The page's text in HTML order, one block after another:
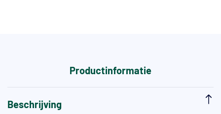
Productinformatie
Beschrijving